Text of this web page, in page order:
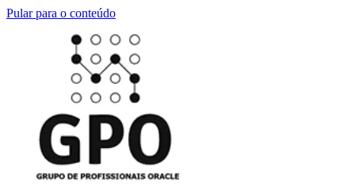
Pular para o conteúdo